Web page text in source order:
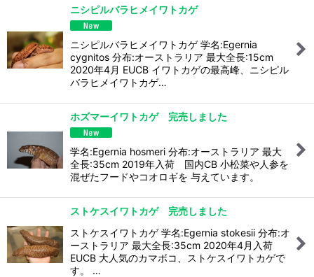
ニシピルバラヒメイワトカゲ
ニシピルバラヒメイワトカゲ 学名:Egernia
cygnitos 分布:オーストラリア 最大全長:15cm
2020年4月 EUCB イワトカゲの最高峰、ニシピル
バラヒメイワトカゲ…
ホズマーイワトカゲ 完売しました
学名:Egernia hosmeri 分布:オーストラリア 最大
全長:35cm 2019年入荷 国内CB 小松菜や人参を
混ぜたフードやコオロギを 与えています。
ストケスイワトカゲ 完売しました
ストケスイワトカゲ 学名:Egernia stokesii 分布:オ
ーストラリア 最大全長:35cm 2020年4月入荷
EUCB 大人気のカマボコ、ストケスイワトカゲで
す。 …